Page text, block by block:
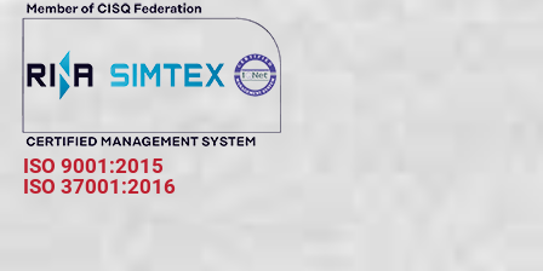
ISO 9001:2015
ISO 37001:2016